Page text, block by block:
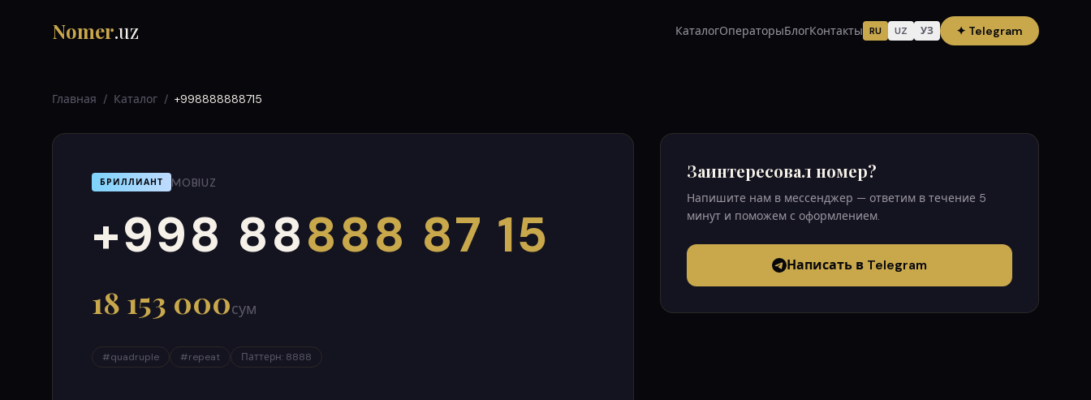
Nomer.uz КаталогОператорыБлогКонтакты RU UZ УЗ ✦ Telegram
Главная / Каталог / +998888888715
БРИЛЛИАНТ MOBIUZ
+998 88888 87 15
000
999
18 153 000сум
#quadruple #repeat Паттерн: 8888
Заинтересовал номер?
Напишите нам в мессенджер — ответим в течение 5
минут и поможем с оформлением.
Написать в Telegram